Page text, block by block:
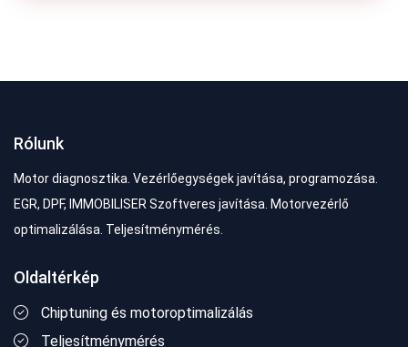
Rólunk
Motor diagnosztika. Vezérlőegységek javítása, programozása.
EGR, DPF, IMMOBILISER Szoftveres javítása. Motorvezérlő
optimalizálása. Teljesítménymérés.
Oldaltérkép
Chiptuning és motoroptimalizálás
Teljesítménymérés